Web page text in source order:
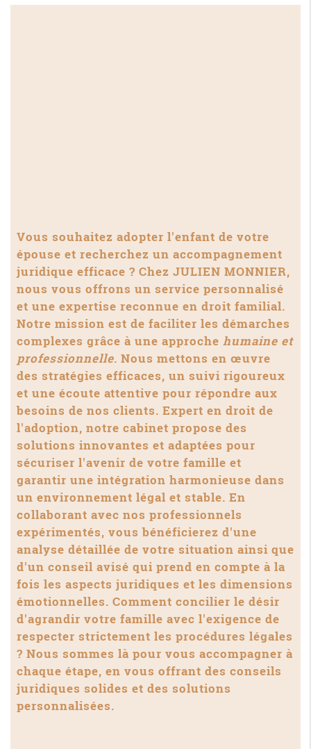
Vous souhaitez adopter l'enfant de votre
épouse et recherchez un accompagnement
juridique efficace ? Chez JULIEN MONNIER,
nous vous offrons un service personnalisé
et une expertise reconnue en droit familial.
Notre mission est de faciliter les démarches
complexes grâce à une approche humaine et
professionnelle. Nous mettons en œuvre
des stratégies efficaces, un suivi rigoureux
et une écoute attentive pour répondre aux
besoins de nos clients. Expert en droit de
l'adoption, notre cabinet propose des
solutions innovantes et adaptées pour
sécuriser l'avenir de votre famille et
garantir une intégration harmonieuse dans
un environnement légal et stable. En
collaborant avec nos professionnels
expérimentés, vous bénéficierez d'une
analyse détaillée de votre situation ainsi que
d'un conseil avisé qui prend en compte à la
fois les aspects juridiques et les dimensions
émotionnelles. Comment concilier le désir
d'agrandir votre famille avec l'exigence de
respecter strictement les procédures légales
? Nous sommes là pour vous accompagner à
chaque étape, en vous offrant des conseils
juridiques solides et des solutions
personnalisées.